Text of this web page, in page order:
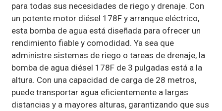
para todas sus necesidades de riego y drenaje. Con
un potente motor diésel 178F y arranque eléctrico,
esta bomba de agua está diseñada para ofrecer un
rendimiento fiable y comodidad. Ya sea que
administre sistemas de riego o tareas de drenaje, la
bomba de agua diésel 178F de 3 pulgadas está a la
altura. Con una capacidad de carga de 28 metros,
puede transportar agua eficientemente a largas
distancias y a mayores alturas, garantizando que sus